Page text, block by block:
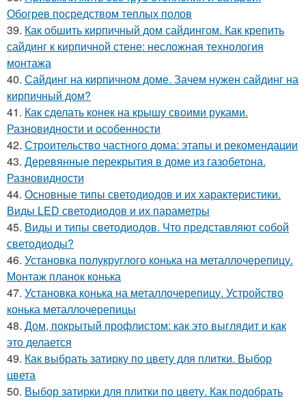
Обогрев посредством теплых полов
39. Как обшить кирпичный дом сайдингом. Как крепить
сайдинг к кирпичной стене: несложная технология
монтажа
40. Сайдинг на кирпичном доме. Зачем нужен сайдинг на
кирпичный дом?
41. Как сделать конек на крышу своими руками.
Разновидности и особенности
42. Строительство частного дома: этапы и рекомендации
43. Деревянные перекрытия в доме из газобетона.
Разновидности
44. Основные типы светодиодов и их характеристики.
Виды LED светодиодов и их параметры
45. Виды и типы светодиодов. Что представляют собой
светодиоды?
46. Установка полукруглого конька на металлочерепицу.
Монтаж планок конька
47. Установка конька на металлочерепицу. Устройство
конька металлочерепицы
48. Дом, покрытый профлистом: как это выглядит и как
это делается
49. Как выбрать затирку по цвету для плитки. Выбор
цвета
50. Выбор затирки для плитки по цвету. Как подобрать